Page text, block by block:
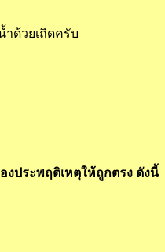
ด้วยเถิดครับ
ประพฤติเหตุให้ถูกตรง ดังนี้